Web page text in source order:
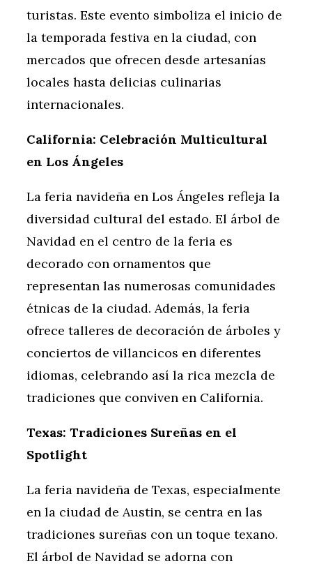
turistas. Este evento simboliza el inicio de
la temporada festiva en la ciudad, con
mercados que ofrecen desde artesanías
locales hasta delicias culinarias
internacionales.
California: Celebración Multicultural
en Los Ángeles
La feria navideña en Los Ángeles refleja la
diversidad cultural del estado. El árbol de
Navidad en el centro de la feria es
decorado con ornamentos que
representan las numerosas comunidades
étnicas de la ciudad. Además, la feria
ofrece talleres de decoración de árboles y
conciertos de villancicos en diferentes
idiomas, celebrando así la rica mezcla de
tradiciones que conviven en California.
Texas: Tradiciones Sureñas en el
Spotlight
La feria navideña de Texas, especialmente
en la ciudad de Austin, se centra en las
tradiciones sureñas con un toque texano.
El árbol de Navidad se adorna con